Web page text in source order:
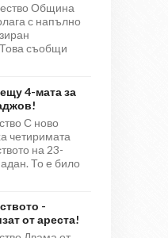
Община
с напълно
съобщи
4-мата за
С ново
четиримата
на 23-
То е било
-
от ареста!